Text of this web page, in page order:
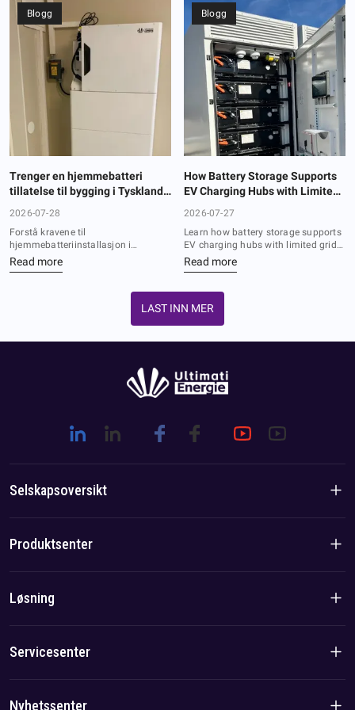
Blogg
Trenger en hjemmebatteri
tillatelse til bygging i Tyskland?
installasjonskrav
2026-07-28
Forstå kravene til
hjemmebatteriinstallasjon i
Tyskland, inkludert bygg tillatelse,
MaStR registrering,
Read more
Blogg
How Battery Storage Supports
EV Charging Hubs with Limited
2026-07-27
Learn how battery storage supports
EV charging hubs with limited grid
capacity through peak shaving, EMS
optimization, and an electric truck
Read more
LAST INN MER
Selskapsoversikt
Introduksjon til selskapet
Lag-/lokalfordel
Produktsenter
Boligprodukter
Løsning
Løsning
Servicesenter
Personvernerklæring
Nyhetssenter